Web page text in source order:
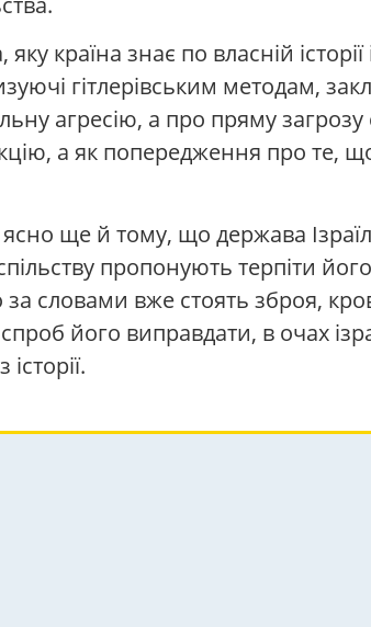
країна знає по власній
гітлерівським методам,
агресію, а про пряму загрозу
а як попередження про те,
ще й тому, що держава
пропонують терпіти
словами вже стоять зброя,
його виправдати, в очах